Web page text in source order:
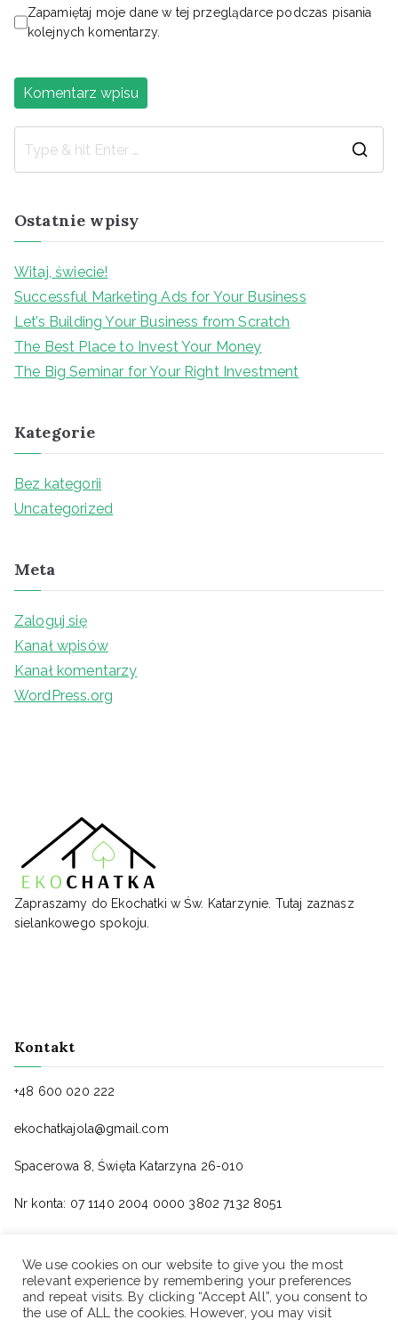
Zapamiętaj moje dane w tej przeglądarce podczas pisania
kolejnych komentarzy.
Ostatnie wpisy
Witaj, świecie!
Successful Marketing Ads for Your Business
Let’s Building Your Business from Scratch
The Best Place to Invest Your Money
The Big Seminar for Your Right Investment
Kategorie
Bez kategorii
Uncategorized
Meta
Zaloguj się
Kanał wpisów
Kanał komentarzy
WordPress.org
Zapraszamy do Ekochatki w Św. Katarzynie. Tutaj zaznasz
sielankowego spokoju.
Kontakt
+48 600 020 222
ekochatkajola@gmail.com
Spacerowa 8, Święta Katarzyna 26-010
Nr konta: 07 1140 2004 0000 3802 7132 8051
We use cookies on our website to give you the most
relevant experience by remembering your preferences
and repeat visits. By clicking “Accept All”, you consent to
the use of ALL the cookies. However, you may visit